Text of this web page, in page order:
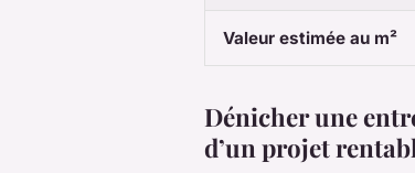
Valeur estimée au m²
Dénicher une
d’un projet